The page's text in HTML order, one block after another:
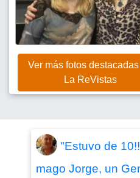
Ver más fotos
La ReVistas
"Estuvo de
mago Jorge, un